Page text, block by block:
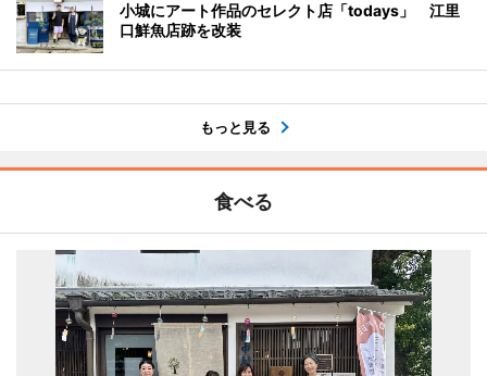
小城にアート作品のセレクト店「todays」 江里
口鮮魚店跡を改装
もっと見る
食べる